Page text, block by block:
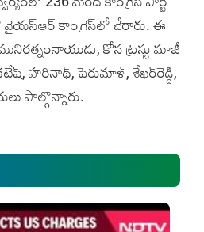
వైయస్ఆర్ కాంగ్రెస్‌లో చేరారు. ఈ
కోన ట్రస్టు మాజీ
హరినాథ్, పెరుమాళ్, శేఖర్‌రెడ్డి,
పాల్గొన్నారు.